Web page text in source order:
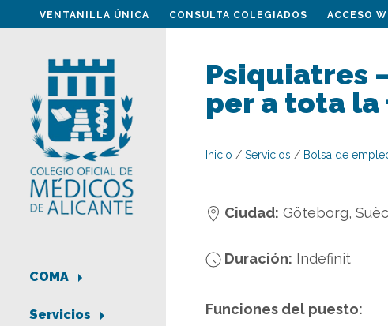
VENTANILLA ÚNICA CONSULTA COLEGIADOS ACCESO
COMA
Servicios
Psiquiatres
per a tota
Inicio / Servicios / Bolsa de
Ciudad: Göteborg,
Duración: Indefinit
Funciones del puesto: